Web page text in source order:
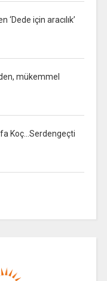
‘Dede için aracılık’
mükemmel
Koç…Serdengeçti